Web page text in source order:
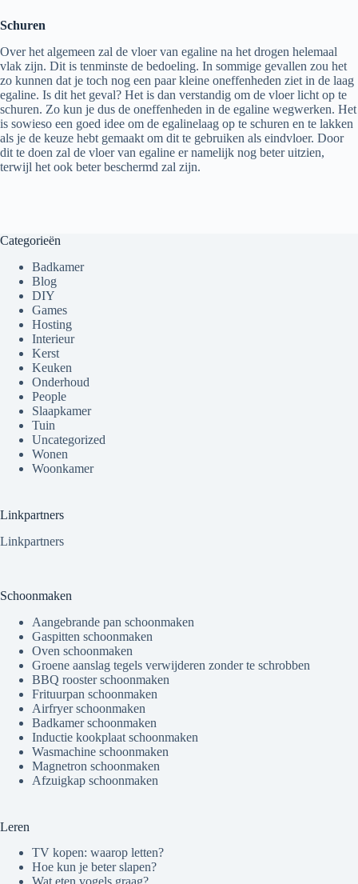
Schuren
Over het algemeen zal de vloer van egaline na het drogen helemaal
vlak zijn. Dit is tenminste de bedoeling. In sommige gevallen zou het
zo kunnen dat je toch nog een paar kleine oneffenheden ziet in de laag
egaline. Is dit het geval? Het is dan verstandig om de vloer licht op te
schuren. Zo kun je dus de oneffenheden in de egaline wegwerken. Het
is sowieso een goed idee om de egalinelaag op te schuren en te lakken
als je de keuze hebt gemaakt om dit te gebruiken als eindvloer. Door
dit te doen zal de vloer van egaline er namelijk nog beter uitzien,
terwijl het ook beter beschermd zal zijn.
Categorieën
Badkamer
Blog
DIY
Games
Hosting
Interieur
Kerst
Keuken
Onderhoud
People
Slaapkamer
Tuin
Uncategorized
Wonen
Woonkamer
Linkpartners
Linkpartners
Schoonmaken
Aangebrande pan schoonmaken
Gaspitten schoonmaken
Oven schoonmaken
Groene aanslag tegels verwijderen zonder te schrobben
BBQ rooster schoonmaken
Frituurpan schoonmaken
Airfryer schoonmaken
Badkamer schoonmaken
Inductie kookplaat schoonmaken
Wasmachine schoonmaken
Magnetron schoonmaken
Afzuigkap schoonmaken
Leren
TV kopen: waarop letten?
Hoe kun je beter slapen?